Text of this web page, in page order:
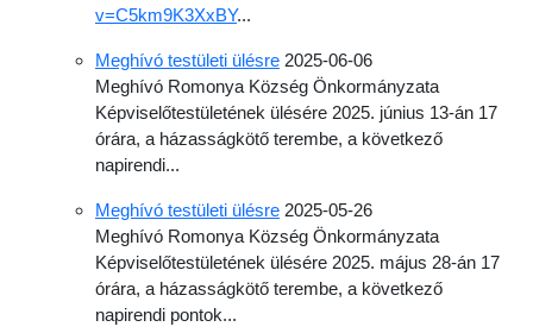
v=C5km9K3XxBY...
Meghívó testületi ülésre 2025-06-06
Meghívó Romonya Község Önkormányzata
Képviselő­testületének ülésére 2025. június 13-án 17
órára, a házasságkötő terembe, a következő
napirendi...
Meghívó testületi ülésre 2025-05-26
Meghívó Romonya Község Önkormányzata
Képviselő­testületének ülésére 2025. május 28-án 17
órára, a házasságkötő terembe, a következő
napirendi pontok...